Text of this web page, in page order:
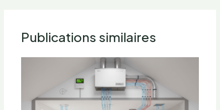
Publications similaires